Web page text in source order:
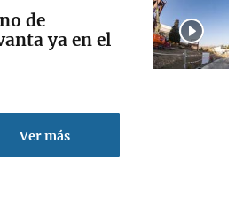
de
ya en el
Ver más